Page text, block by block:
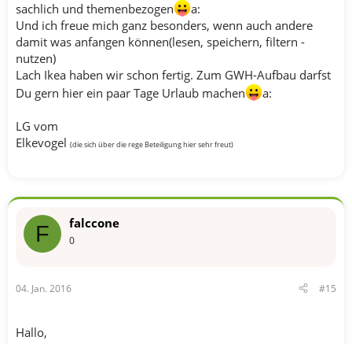
sachlich und themenbezogen
a:
Und ich freue mich ganz besonders, wenn auch andere
damit was anfangen können(lesen, speichern, filtern -
nutzen)
Lach Ikea haben wir schon fertig. Zum GWH-Aufbau darfst
Du gern hier ein paar Tage Urlaub machen
a:
LG vom
Elkevogel (die sich über die rege Beteiligung hier sehr freut)
F falccone
0
04. Jan. 2016 #15
Hallo,